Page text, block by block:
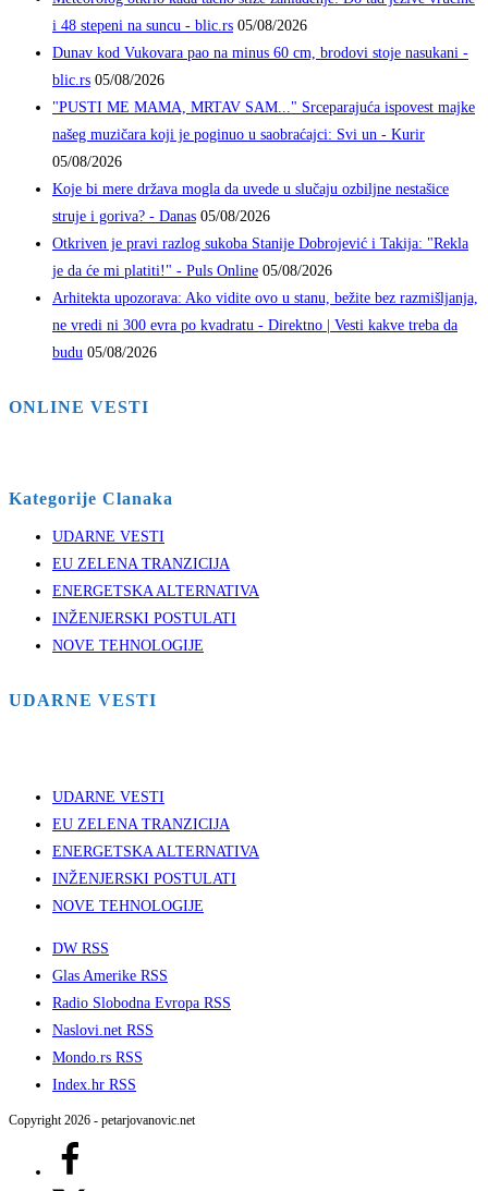
i 48 stepeni na suncu - blic.rs 05/08/2026
Dunav kod Vukovara pao na minus 60 cm, brodovi stoje nasukani -
blic.rs 05/08/2026
"PUSTI ME MAMA, MRTAV SAM..." Srceparajuća ispovest majke
našeg muzičara koji je poginuo u saobraćajci: Svi un - Kurir
05/08/2026
Koje bi mere država mogla da uvede u slučaju ozbiljne nestašice
struje i goriva? - Danas 05/08/2026
Otkriven je pravi razlog sukoba Stanije Dobrojević i Takija: "Rekla
je da će mi platiti!" - Puls Online 05/08/2026
Arhitekta upozorava: Ako vidite ovo u stanu, bežite bez razmišljanja,
ne vredi ni 300 evra po kvadratu - Direktno | Vesti kakve treba da
budu 05/08/2026
ONLINE VESTI
Kategorije Clanaka
UDARNE VESTI
EU ZELENA TRANZICIJA
ENERGETSKA ALTERNATIVA
INŽENJERSKI POSTULATI
NOVE TEHNOLOGIJE
UDARNE VESTI
UDARNE VESTI
EU ZELENA TRANZICIJA
ENERGETSKA ALTERNATIVA
INŽENJERSKI POSTULATI
NOVE TEHNOLOGIJE
DW RSS
Glas Amerike RSS
Radio Slobodna Evropa RSS
Naslovi.net RSS
Mondo.rs RSS
Index.hr RSS
Copyright 2026 - petarjovanovic.net